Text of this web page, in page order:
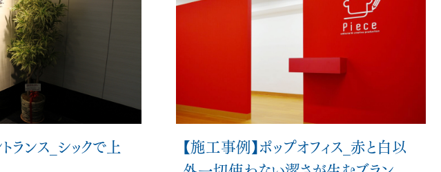
サービス内容
転プロジェクトマネジメント
シリティ
オフィスビルリノベーション
ランス_シックで上
【施工事例】ポップオフィス_赤と白以